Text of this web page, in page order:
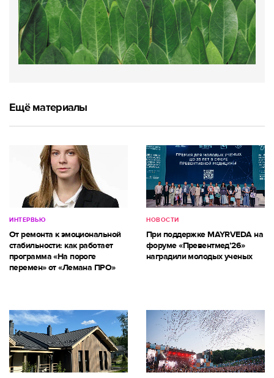
Ещё материалы
ИНТЕРВЬЮ
От ремонта к эмоциональной
стабильности: как работает
программа «На пороге
перемен» от «Лемана ПРО»
НОВОСТИ
При поддержке MAYRVEDA на
форуме «Превентмед’26»
наградили молодых ученых